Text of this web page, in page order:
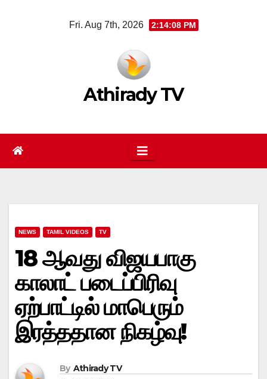
Fri. Aug 7th, 2026 2:14:08 PM
Athirady TV
NEWS TAMIL VIDEOS TV
18 ஆவது விஜயபாகு
காலாட் படைப்பிரிவு
ஏற்பாட்டில் மாபெரும்
இரத்ததான நிகழ்வு!
By Athirady TV